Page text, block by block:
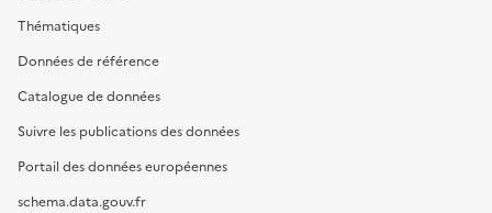
Thématiques
Données de référence
Catalogue de données
Suivre les publications des données
Portail des données européennes
schema.data.gouv.fr